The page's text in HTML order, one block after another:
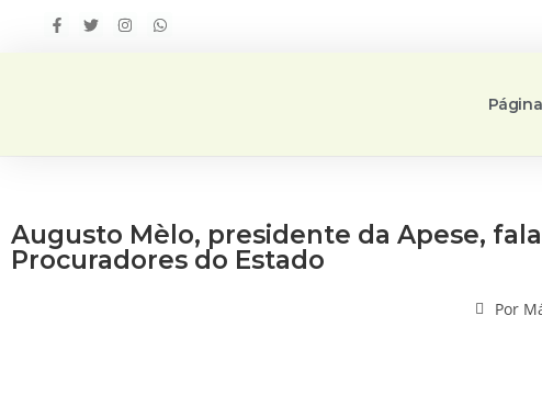
Augusto Mèlo, presidente da Apese,
Procuradores do Estado
Por